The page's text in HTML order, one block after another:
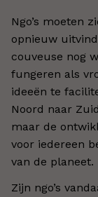
Ngo’s moeten
opnieuw
couveuse nog
fungeren als
ideeën te
Noord naar
maar de
voor iedereen
van de planeet.
Zijn ngo’s